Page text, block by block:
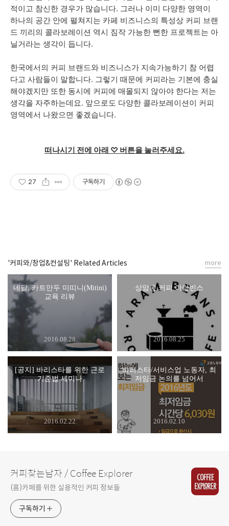
적이고 참신한 경우가 많습니다. 그러나 이미 다양한 영역이
하나의 공간 안에 펼쳐지는 카페 비즈니스의 특성상 커피 브랜
드 끼리의 콜라보레이션 역시 짐작 가능한 뻔한 프로젝트는 아
닐거라는 생각이 듭니다.
한국에서의 커피 브랜드와 비즈니스가 지속가능하기 참 어렵
다고 사람들이 말합니다. 그렇기 때문에 커피라는 기본에 충실
해야겠지만 또한 동시에 커피에 매몰되지 않아야 한다는 저는
생각을 자주하는데요. 앞으로도 다양한 콜라보레이션이 커피
영역에서 나왔으면 좋겠습니다.
떠나시기 전에 아래 ♡ 버튼을 눌러주세요.
27 구독하기
'커피와/창업&컨설팅' Related Articles
네팔, 카트만두 미띠니(Mitini)
교육 리뷰
2016.08.28
상암동 커피 아람빈스
2016.08.25
[공지] 바리스타를 위한 근로
기준법 세미나
2016.02.22
바리스타/서비스업 노동자, 최
저임금 논의를 넘어서
2016.02.10
more
커피찾는남자 / Coffee Explorer
(홈)카페를 위한 실용적인 커피 정보들
구독하기